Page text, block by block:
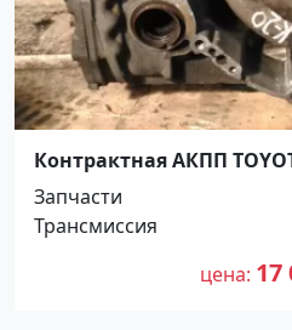
Контрактная АКПП
FE, A140L Ростов
Запчасти
Трансмиссия
цена 17